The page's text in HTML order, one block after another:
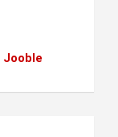
Jooble